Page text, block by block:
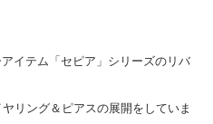
イテム「セピア」シリーズのリバ
リング＆ピアスの展開をしていま